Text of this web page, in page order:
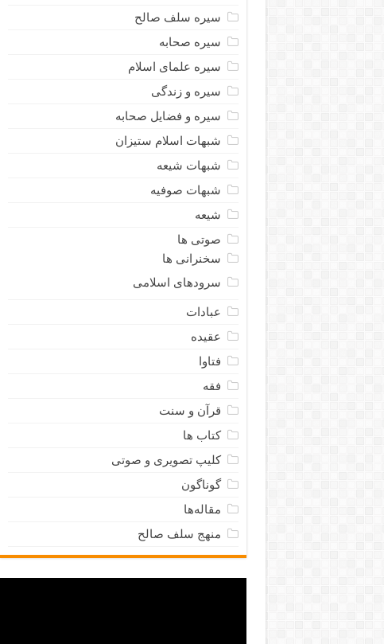
سیره سلف صالح
سیره صحابه
سیره علمای اسلام
سیره و زندگی
سیره و فضایل صحابه
شبهات اسلام ستیزان
شبهات شیعه
شبهات صوفیه
شیعه
صوتی ها
سخنرانی ها
سرودهای اسلامی
عبادات
عقیده
فتاوا
فقه
قرآن و سنت
کتاب ها
کلیپ تصویری و صوتی
گوناگون
مقاله‌ها
منهج سلف صالح